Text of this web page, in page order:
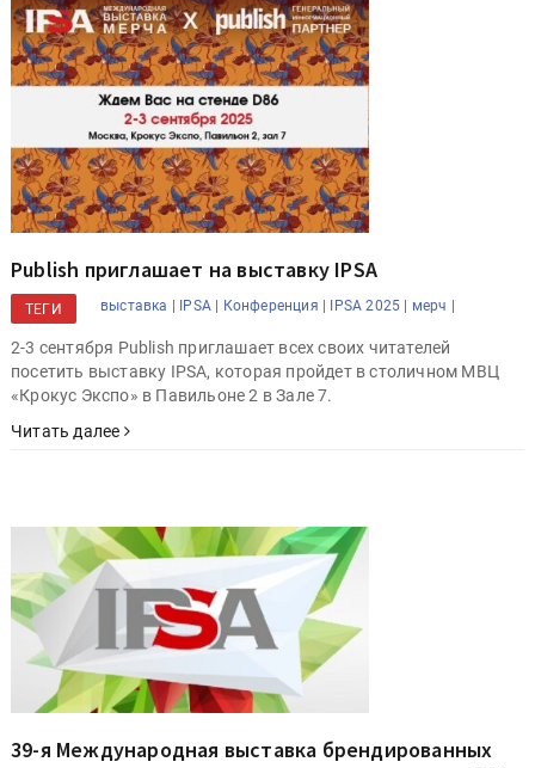
Publish приглашает на выставку IPSA
ТЕГИ выставка | IPSA | Конференция | IPSA 2025 | мерч |
2-3 сентября Publish приглашает всех своих читателей
посетить выставку IPSA, которая пройдет в столичном МВЦ
«Крокус Экспо» в Павильоне 2 в Зале 7.
Читать далее
39-я Международная выставка брендированных